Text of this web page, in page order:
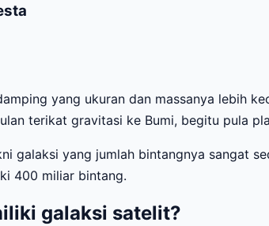
yang ukuran dan massanya lebih
terikat gravitasi ke Bumi, begitu pula
galaksi yang jumlah bintangnya sangat
400 miliar bintang.
galaksi satelit?